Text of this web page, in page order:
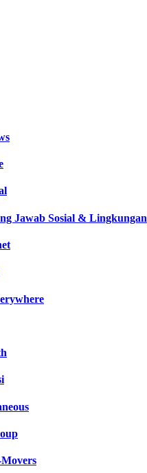
Jawab Sosial & Lingkungan